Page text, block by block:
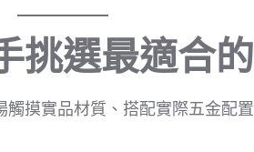
挑選最適合
摸實品材質、搭配實際五金配